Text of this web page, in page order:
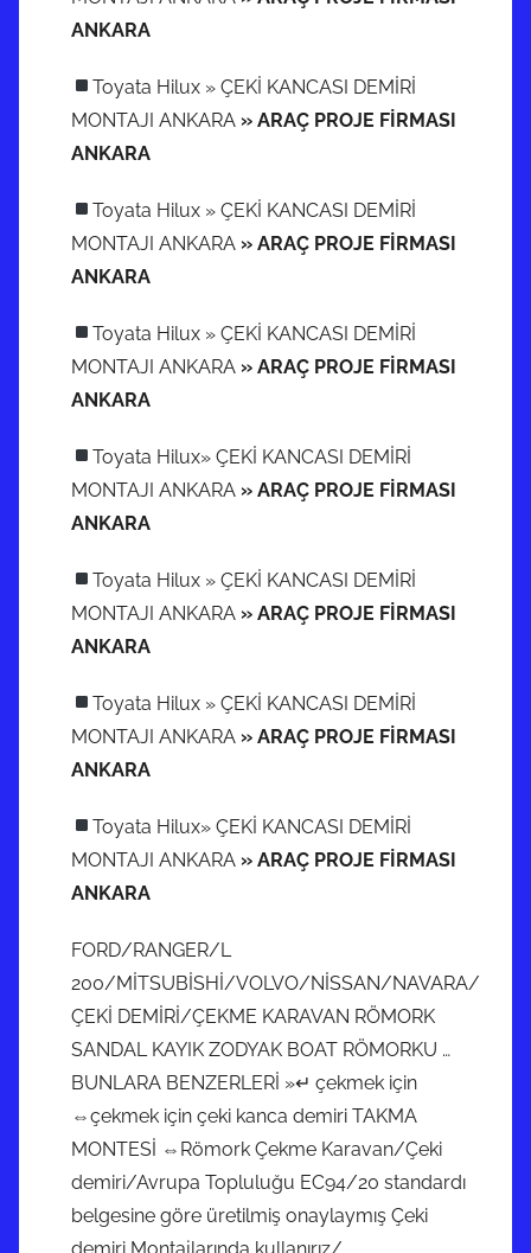
ANKARA
Toyata Hilux » ÇEKİ KANCASI DEMİRİ
MONTAJI ANKARA » ARAÇ PROJE FİRMASI
ANKARA
Toyata Hilux » ÇEKİ KANCASI DEMİRİ
MONTAJI ANKARA » ARAÇ PROJE FİRMASI
ANKARA
Toyata Hilux » ÇEKİ KANCASI DEMİRİ
MONTAJI ANKARA » ARAÇ PROJE FİRMASI
ANKARA
Toyata Hilux» ÇEKİ KANCASI DEMİRİ
MONTAJI ANKARA » ARAÇ PROJE FİRMASI
ANKARA
Toyata Hilux » ÇEKİ KANCASI DEMİRİ
MONTAJI ANKARA » ARAÇ PROJE FİRMASI
ANKARA
Toyata Hilux » ÇEKİ KANCASI DEMİRİ
MONTAJI ANKARA » ARAÇ PROJE FİRMASI
ANKARA
Toyata Hilux» ÇEKİ KANCASI DEMİRİ
MONTAJI ANKARA » ARAÇ PROJE FİRMASI
ANKARA
FORD/RANGER/L
200/MİTSUBİSHİ/VOLVO/NİSSAN/NAVARA/
ÇEKİ DEMİRİ/ÇEKME KARAVAN RÖMORK
SANDAL KAYIK ZODYAK BOAT RÖMORKU …
BUNLARA BENZERLERİ »↵ çekmek için
⇔çekmek için çeki kanca demiri TAKMA
MONTESİ ⇔Römork Çekme Karavan/Çeki
demiri/Avrupa Topluluğu EC94/20 standardı
belgesine göre üretilmiş onaylaymış Çeki